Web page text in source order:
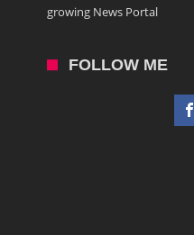
growing News Portal
FOLLOW ME